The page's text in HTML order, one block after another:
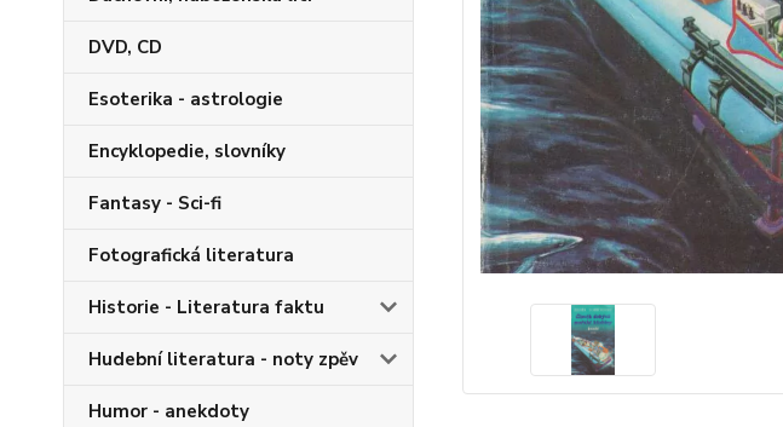
DVD, CD
Esoterika - astrologie
Encyklopedie, slovníky
Fantasy - Sci-fi
Fotografická literatura
Historie - Literatura faktu
Hudební literatura - noty zpěv
Humor - anekdoty